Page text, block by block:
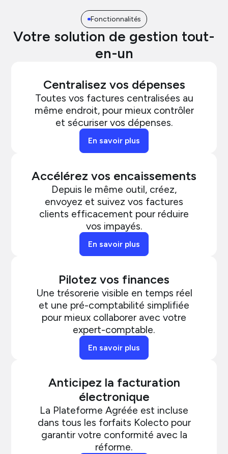
Fonctionnalités
Votre solution de gestion tout-
en-un
Centralisez vos dépenses
Toutes vos factures centralisées au
même endroit, pour mieux contrôler
et sécuriser vos dépenses.
En savoir plus
Accélérez vos encaissements
Depuis le même outil, créez,
envoyez et suivez vos factures
clients efficacement pour réduire
vos impayés.
En savoir plus
Pilotez vos finances
Une trésorerie visible en temps réel
et une pré-comptabilité simplifiée
pour mieux collaborer avec votre
expert-comptable.
En savoir plus
Anticipez la facturation
électronique
La Plateforme Agréée est incluse
dans tous les forfaits Kolecto pour
garantir votre conformité avec la
réforme.